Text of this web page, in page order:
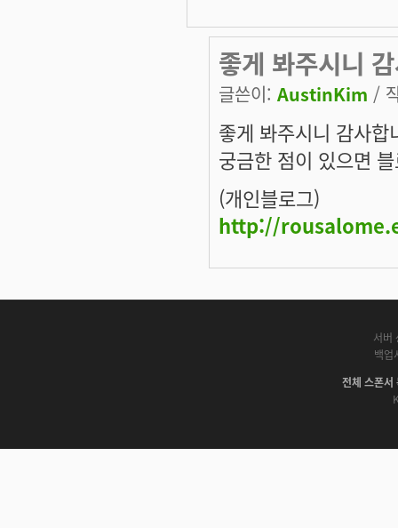
좋게 봐주시니
글쓴이: AustinKim /
좋게 봐주시니 감사합
궁금한 점이 있으면
(개인블로그)
http://
서버
백업
전체 스폰서